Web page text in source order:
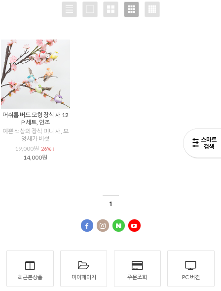
머쉬룸 버드 모형 장식 새 12
P 세트, 인조
예쁜 색상의 장식 미니 새, 모
양새가 버섯
19,000원 26% ↓
14,000원
1
최근본상품 마이페이지 주문조회 PC 버젼